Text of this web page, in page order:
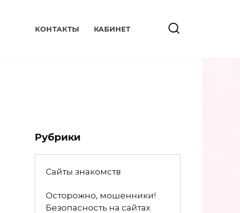
КОНТАКТЫ КАБИНЕТ
Рубрики
Сайты знакомств
Осторожно, мошенники!
Безопасность на сайтах